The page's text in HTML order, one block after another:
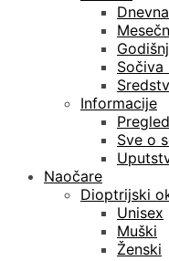
Sočiva
Informacije
Sve o
Naočare
Dioptrijski
Unisex
Muški
Ženski